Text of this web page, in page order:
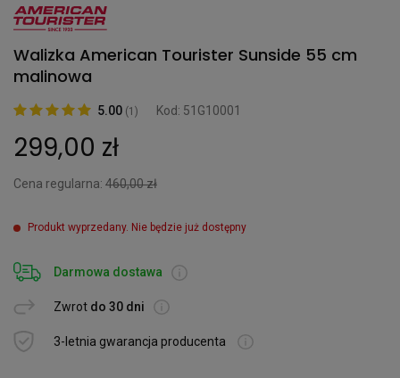
Walizka American Tourister Sunside 55 cm
malinowa
5.00 (1) Kod: 51G10001
299,00 zł
Cena regularna: 460,00 zł
Produkt wyprzedany. Nie będzie już dostępny
Darmowa dostawa
Zwrot do 30 dni
3-letnia gwarancja producenta